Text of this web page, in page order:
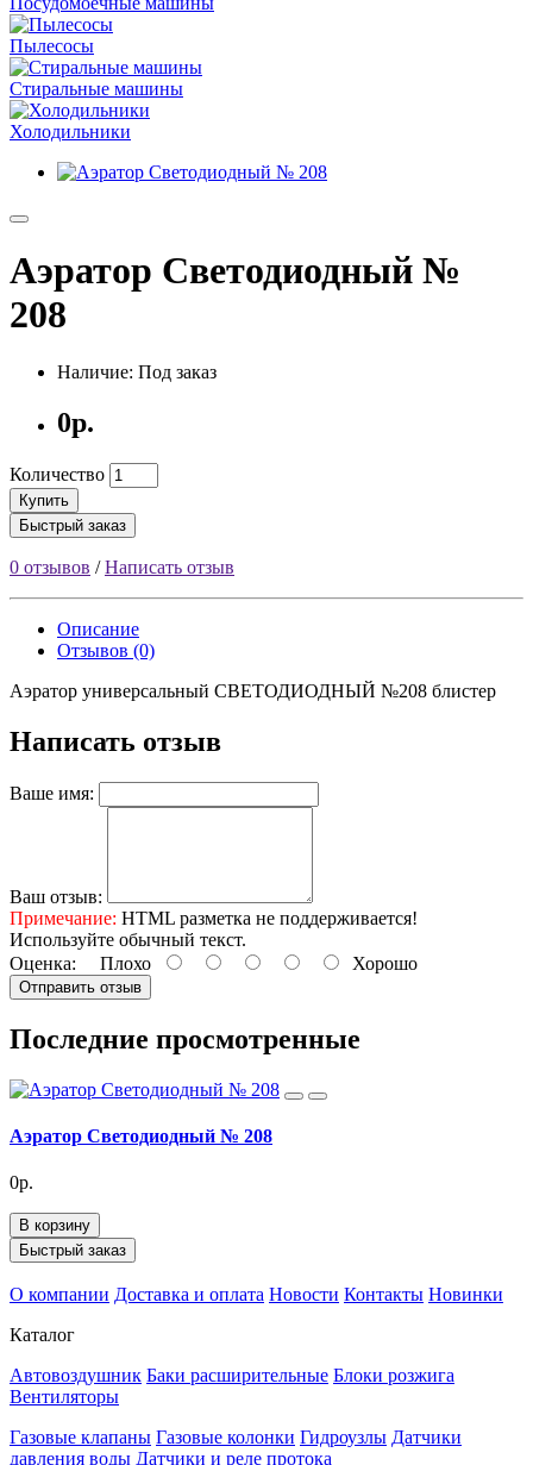
Пылесосы
Стиральные машины
Холодильники
Аэратор Светодиодный №
208
Наличие: Под заказ
0р.
Количество
Купить
Быстрый заказ
0 отзывов /Написать отзыв
Описание
Отзывов (0)
Аэратор универсальный СВЕТОДИОДНЫЙ №208 блистер
Написать отзыв
Ваше имя:
Ваш отзыв:
Примечание: HTML разметка не поддерживается!
Используйте обычный текст.
Оценка: Плохо Хорошо
Отправить отзыв
Последние просмотренные
Аэратор Светодиодный № 208
0р.
В корзину
Быстрый заказ
О компании Доставка и оплата Новости Контакты Новинки
Каталог
Автовоздушник Баки расширительные Блоки розжига
Вентиляторы
Газовые клапаны Газовые колонки Гидроузлы Датчики
давления воды Датчики и реле протока